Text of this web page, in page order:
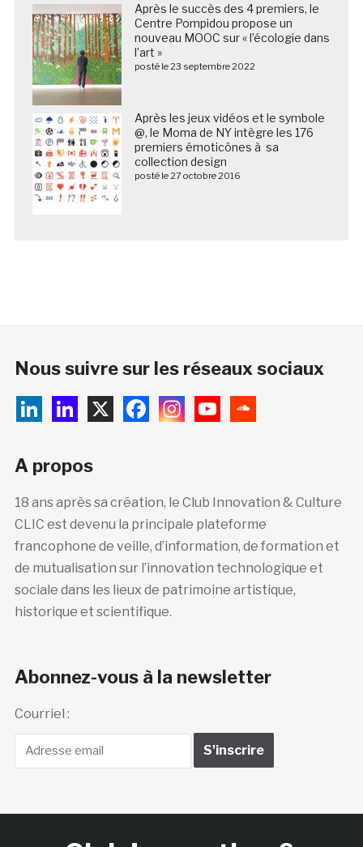
Après le succès des 4 premiers, le
Centre Pompidou propose un
nouveau MOOC sur « l’écologie dans
l’art »
posté le 23 septembre 2022
Après les jeux vidéos et le symbole
@, le Moma de NY intègre les 176
premiers émoticônes à sa
collection design
posté le 27 octobre 2016
Nous suivre sur les réseaux sociaux
A propos
18 ans après sa création, le Club Innovation & Culture
CLIC est devenu la principale plateforme
francophone de veille, d’information, de formation et
de mutualisation sur l’innovation technologique et
sociale dans les lieux de patrimoine artistique,
historique et scientifique.
Abonnez-vous à la newsletter
Courriel :